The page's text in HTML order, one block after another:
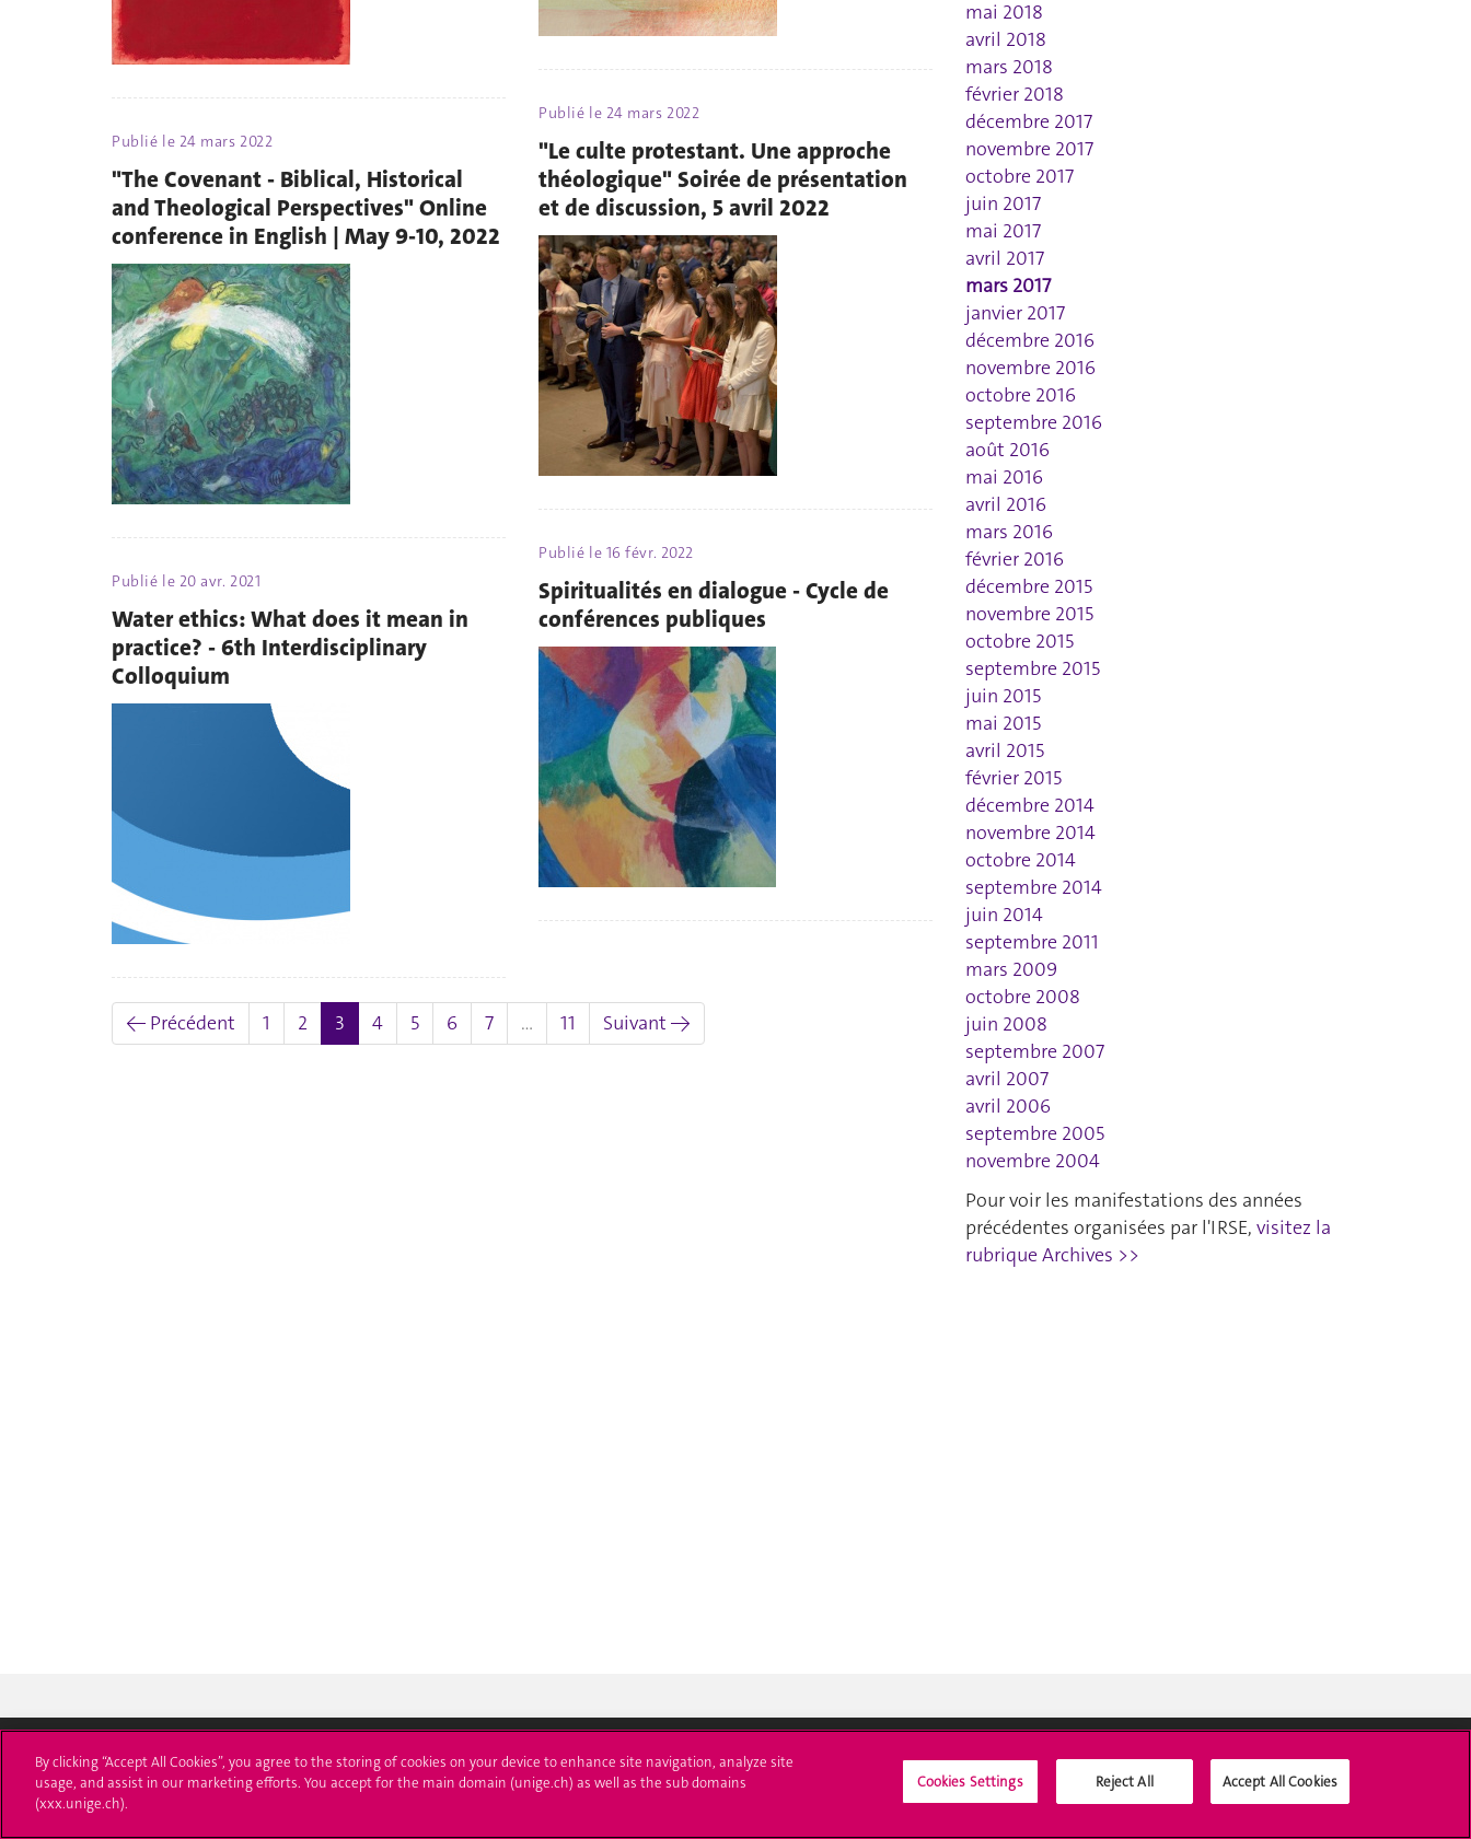
Publié le 24 mars 2022
"Le culte protestant. Une approche
théologique" Soirée de présentation
et de discussion, 5 avril 2022
Publié le 24 mars 2022
"The Covenant - Biblical, Historical
and Theological Perspectives" Online
conference in English | May 9-10, 2022
Publié le 16 févr. 2022
Spiritualités en dialogue - Cycle de
conférences publiques
Publié le 20 avr. 2021
Water ethics: What does it mean in
practice? - 6th Interdisciplinary
Colloquium
← Précédent 1 2 3 (actuel)
4 5 6 7 … 11 Suivant →
mai 2018
avril 2018
mars 2018
février 2018
décembre 2017
novembre 2017
octobre 2017
juin 2017
mai 2017
avril 2017
mars 2017
janvier 2017
décembre 2016
novembre 2016
octobre 2016
septembre 2016
août 2016
mai 2016
avril 2016
mars 2016
février 2016
décembre 2015
novembre 2015
octobre 2015
septembre 2015
juin 2015
mai 2015
avril 2015
février 2015
décembre 2014
novembre 2014
octobre 2014
septembre 2014
juin 2014
septembre 2011
mars 2009
octobre 2008
juin 2008
septembre 2007
avril 2007
avril 2006
septembre 2005
novembre 2004
Pour voir les manifestations des années
précédentes organisées par l'IRSE, visitez la
rubrique Archives >>
Université de Genève S'inscrire à l'UNIGE L'UNIGE vous informe Médias sociaux UNIGE
By clicking “Accept All Cookies”, you agree to the storing of cookies on your device to enhance site navigation, analyze site
usage, and assist in our marketing efforts. You accept for the main domain (unige.ch) as well as the sub domains
(xxx.unige.ch).
Cookies Settings Reject All Accept All Cookies